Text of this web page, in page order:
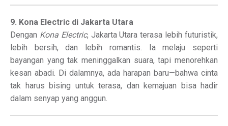
9. Kona Electric di Jakarta Utara
Dengan Kona Electric, Jakarta Utara terasa lebih futuristik,
lebih bersih, dan lebih romantis. Ia melaju seperti
bayangan yang tak meninggalkan suara, tapi menorehkan
kesan abadi. Di dalamnya, ada harapan baru—bahwa cinta
tak harus bising untuk terasa, dan kemajuan bisa hadir
dalam senyap yang anggun.